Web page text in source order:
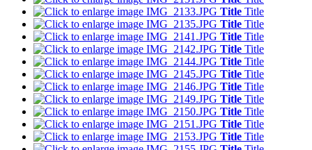
Title Title
Title Title
Title Title
Title Title
Title Title
Title Title
Title Title
Title Title
Title Title
Title Title
Title Title